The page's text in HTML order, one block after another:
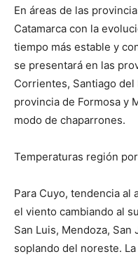
En áreas de las
Catamarca con la
tiempo más estable y
se presentará en las
Corrientes, Santiago
provincia de Formosa y
modo de chaparrones.
Temperaturas región
Para Cuyo, tendencia al
el viento cambiando al
San Luis, Mendoza, San
soplando del noreste.